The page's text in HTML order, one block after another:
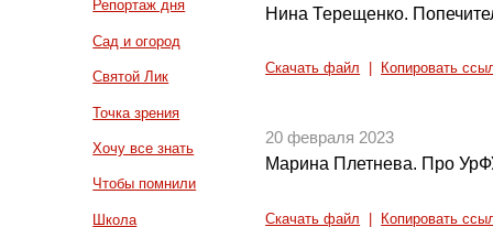
Репортаж дня
Сад и огород
Святой Лик
Точка зрения
Хочу все знать
Чтобы помнили
Школа
Нина Терещенко.
Скачать файл Копировать
20 февраля 2023
Марина Плетнева. Про
Скачать файл Копировать